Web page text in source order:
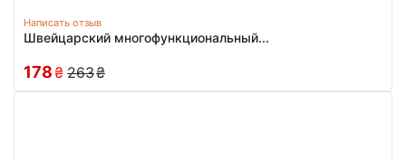
Написать отзыв
Швейцарский многофункциональный...
178₴ 263₴